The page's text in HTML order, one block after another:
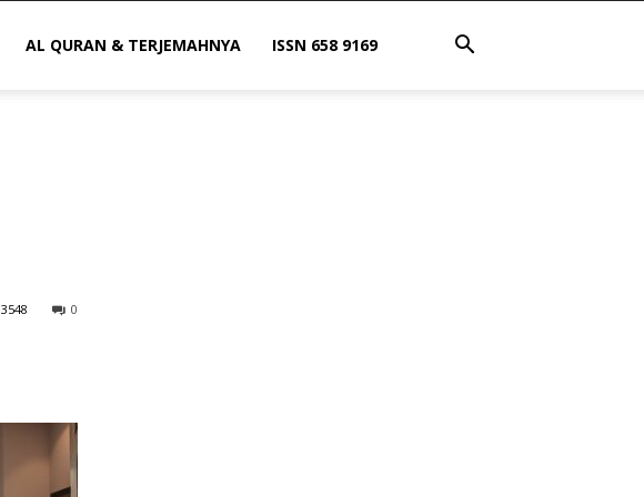
AL QURAN & TERJEMAHNYA ISSN 658 9169
0
3548